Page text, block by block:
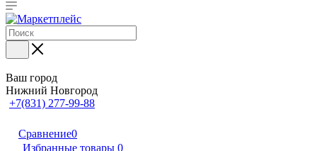
Ваш город
Нижний Новгород
+7(831) 277-99-88
Сравнение0
Избранные товары 0